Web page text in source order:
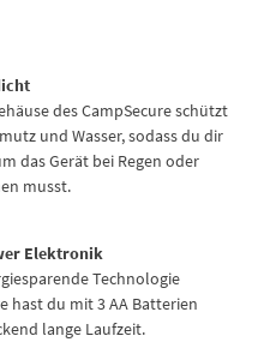
des CampSecure schützt
und Wasser, sodass du dir
das Gerät bei Regen oder
musst.
Elektronik
Technologie
hast du mit 3 AA Batterien
lange Laufzeit.